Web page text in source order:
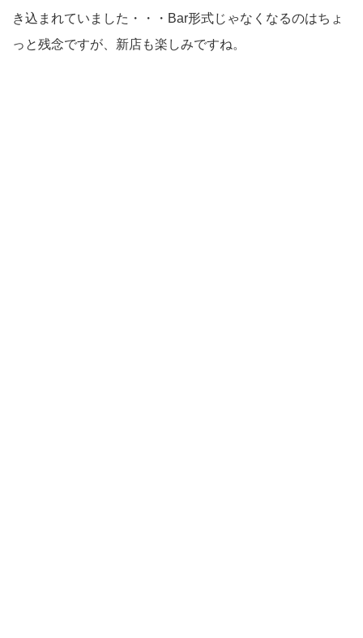
き込まれていました・・・Bar形式じゃなくなるのはちょ
っと残念ですが、新店も楽しみですね。